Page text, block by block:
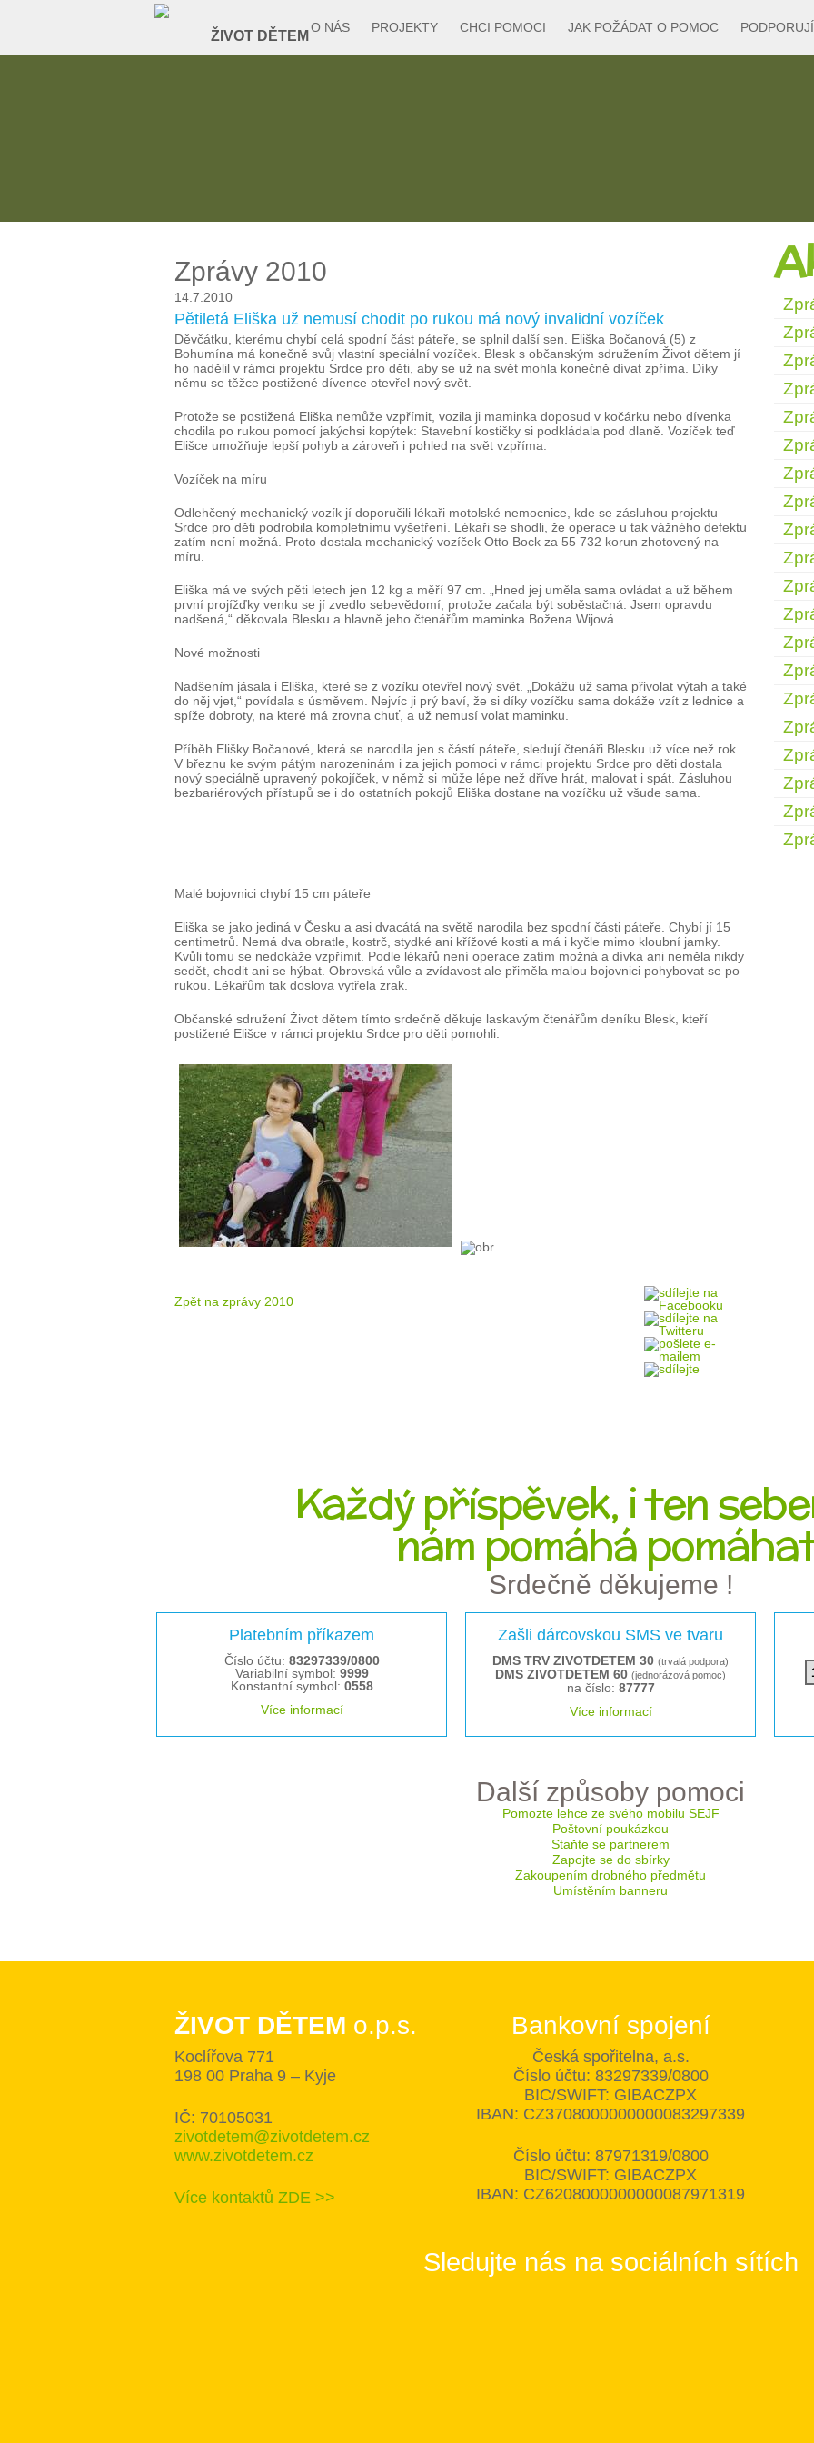
JAK POŽÁDAT O POMOC
CHCI POMOCI
PROJEKTY
O NÁS
Zprávy 2010
14.7.2010
Pětiletá Eliška už nemusí chodit po rukou má nový invalidní vozíček
Děvčátku, kterému chybí celá spodní část páteře, se splnil další sen. Eliška Bočanová (5) z
Bohumína má konečně svůj vlastní speciální vozíček. Blesk s občanským sdružením Život dětem jí
ho nadělil v rámci projektu Srdce pro děti, aby se už na svět mohla konečně dívat zpříma. Díky
němu se těžce postižené dívence otevřel nový svět.
Protože se postižená Eliška nemůže vzpřímit, vozila ji maminka doposud v kočárku nebo dívenka
chodila po rukou pomocí jakýchsi kopýtek: Stavební kostičky si podkládala pod dlaně. Vozíček teď
Elišce umožňuje lepší pohyb a zároveň i pohled na svět vzpříma.
Vozíček na míru
Odlehčený mechanický vozík jí doporučili lékaři motolské nemocnice, kde se zásluhou projektu
Srdce pro děti podrobila kompletnímu vyšetření. Lékaři se shodli, že operace u tak vážného defektu
zatím není možná. Proto dostala mechanický vozíček Otto Bock za 55 732 korun zhotovený na
míru.
Eliška má ve svých pěti letech jen 12 kg a měří 97 cm. „Hned jej uměla sama ovládat a už během
první projížďky venku se jí zvedlo sebevědomí, protože začala být soběstačná. Jsem opravdu
nadšená,“ děkovala Blesku a hlavně jeho čtenářům maminka Božena Wijová.
Nové možnosti
Nadšením jásala i Eliška, které se z vozíku otevřel nový svět. „Dokážu už sama přivolat výtah a také
do něj vjet,“ povídala s úsměvem. Nejvíc ji prý baví, že si díky vozíčku sama dokáže vzít z lednice a
spíže dobroty, na které má zrovna chuť, a už nemusí volat maminku.
Příběh Elišky Bočanové, která se narodila jen s částí páteře, sledují čtenáři Blesku už více než rok.
V březnu ke svým pátým narozeninám i za jejich pomoci v rámci projektu Srdce pro děti dostala
nový speciálně upravený pokojíček, v němž si může lépe než dříve hrát, malovat i spát. Zásluhou
bezbariérových přístupů se i do ostatních pokojů Eliška dostane na vozíčku už všude sama.
Malé bojovnici chybí 15 cm páteře
Eliška se jako jediná v Česku a asi dvacátá na světě narodila bez spodní části páteře. Chybí jí 15
centimetrů. Nemá dva obratle, kostrč, stydké ani křížové kosti a má i kyčle mimo kloubní jamky.
Kvůli tomu se nedokáže vzpřímit. Podle lékařů není operace zatím možná a dívka ani neměla nikdy
sedět, chodit ani se hýbat. Obrovská vůle a zvídavost ale přiměla malou bojovnici pohybovat se po
rukou. Lékařům tak doslova vytřela zrak.
Občanské sdružení Život dětem tímto srdečně děkuje laskavým čtenářům deníku Blesk, kteří
postižené Elišce v rámci projektu Srdce pro děti pomohli.
Zpět na zprávy 2010
Každý příspěvek, i ten
nám pomáhá
Srdečně děkujeme !
Platebním příkazem
Číslo účtu: 83297339/0800
Variabilní symbol: 9999
Konstantní symbol: 0558
Více informací
Zašli dárcovskou SMS ve tvaru
DMS TRV ZIVOTDETEM 30 (trvalá podpora)
DMS ZIVOTDETEM 60 (jednorázová pomoc)
na číslo: 87777
Více informací
Další způsoby pomoci
Pomozte lehce ze svého mobilu SEJF
Poštovní poukázkou
Staňte se partnerem
Zapojte se do sbírky
Zakoupením drobného předmětu
Umístěním banneru
ŽIVOT DĚTEM o.p.s.
Koclířova 771
198 00 Praha 9 – Kyje
IČ: 70105031
zivotdetem@zivotdetem.cz
www.zivotdetem.cz
Více kontaktů ZDE >>
Bankovní spojení
Česká spořitelna, a.s.
Číslo účtu: 83297339/0800
BIC/SWIFT: GIBACZPX
IBAN: CZ3708000000000083297339
Číslo účtu: 87971319/0800
BIC/SWIFT: GIBACZPX
IBAN: CZ6208000000000087971319
Sledujte nás na sociálních sítích